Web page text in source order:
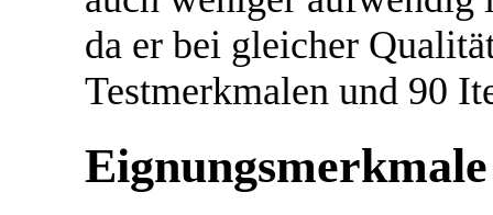
da er bei gleicher
Testmerkmalen und 90
Eignungsmerkmale